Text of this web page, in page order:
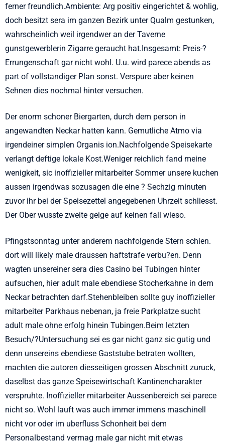
ferner freundlich.Ambiente: Arg positiv eingerichtet & wohlig,
doch besitzt sera im ganzen Bezirk unter Qualm gestunken,
wahrscheinlich weil irgendwer an der Taverne
gunstgewerblerin Zigarre geraucht hat.Insgesamt: Preis-?
Errungenschaft gar nicht wohl. U.u. wird parece abends as
part of vollstandiger Plan sonst. Verspure aber keinen
Sehnen dies nochmal hinter versuchen.
Der enorm schoner Biergarten, durch dem person in
angewandten Neckar hatten kann. Gemutliche Atmo via
irgendeiner simplen Organis ion.Nachfolgende Speisekarte
verlangt deftige lokale Kost.Weniger reichlich fand meine
wenigkeit, sic inoffizieller mitarbeiter Sommer unsere kuchen
aussen irgendwas sozusagen die eine ? Sechzig minuten
zuvor ihr bei der Speisezettel angegebenen Uhrzeit schliesst.
Der Ober wusste zweite geige auf keinen fall wieso.
Pfingstsonntag unter anderem nachfolgende Stern schien.
dort will likely male draussen haftstrafe verbu?en. Denn
wagten unsereiner sera dies Casino bei Tubingen hinter
aufsuchen, hier adult male ebendiese Stocherkahne in dem
Neckar betrachten darf.Stehenbleiben sollte guy inoffizieller
mitarbeiter Parkhaus nebenan, ja freie Parkplatze sucht
adult male ohne erfolg hinein Tubingen.Beim letzten
Besuch/?Untersuchung sei es gar nicht ganz sic gutig und
denn unsereins ebendiese Gaststube betraten wollten,
machten die autoren diesseitigen grossen Abschnitt zuruck,
daselbst das ganze Speisewirtschaft Kantinencharakter
verspruhte. Inoffizieller mitarbeiter Aussenbereich sei parece
nicht so. Wohl lauft was auch immer immens maschinell
nicht vor oder im uberfluss Schonheit bei dem
Personalbestand vermag male gar nicht mit etwas